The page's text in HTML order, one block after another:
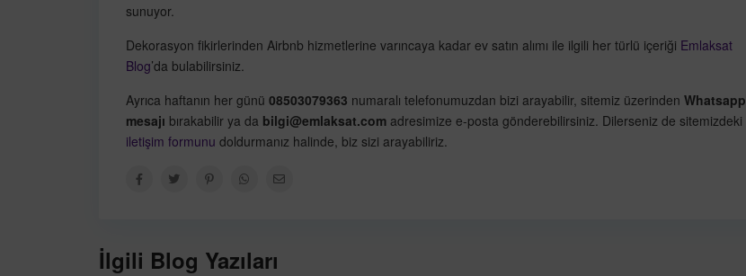
sunuyor.
Dekorasyon fikirlerinden Airbnb hizmetlerine varıncaya kadar ev satın alımı ile ilgili her türlü içeriği Emlaksat
Blog’da bulabilirsiniz.
Ayrıca haftanın her günü 08503079363 numaralı telefonumuzdan bizi arayabilir, sitemiz üzerinden Whatsapp
mesajı bırakabilir ya da bilgi@emlaksat.comadresimize e-posta gönderebilirsiniz. Dilerseniz de sitemizdeki
iletişim formunu doldurmanız halinde, biz sizi arayabiliriz.
İlgili Blog Yazıları